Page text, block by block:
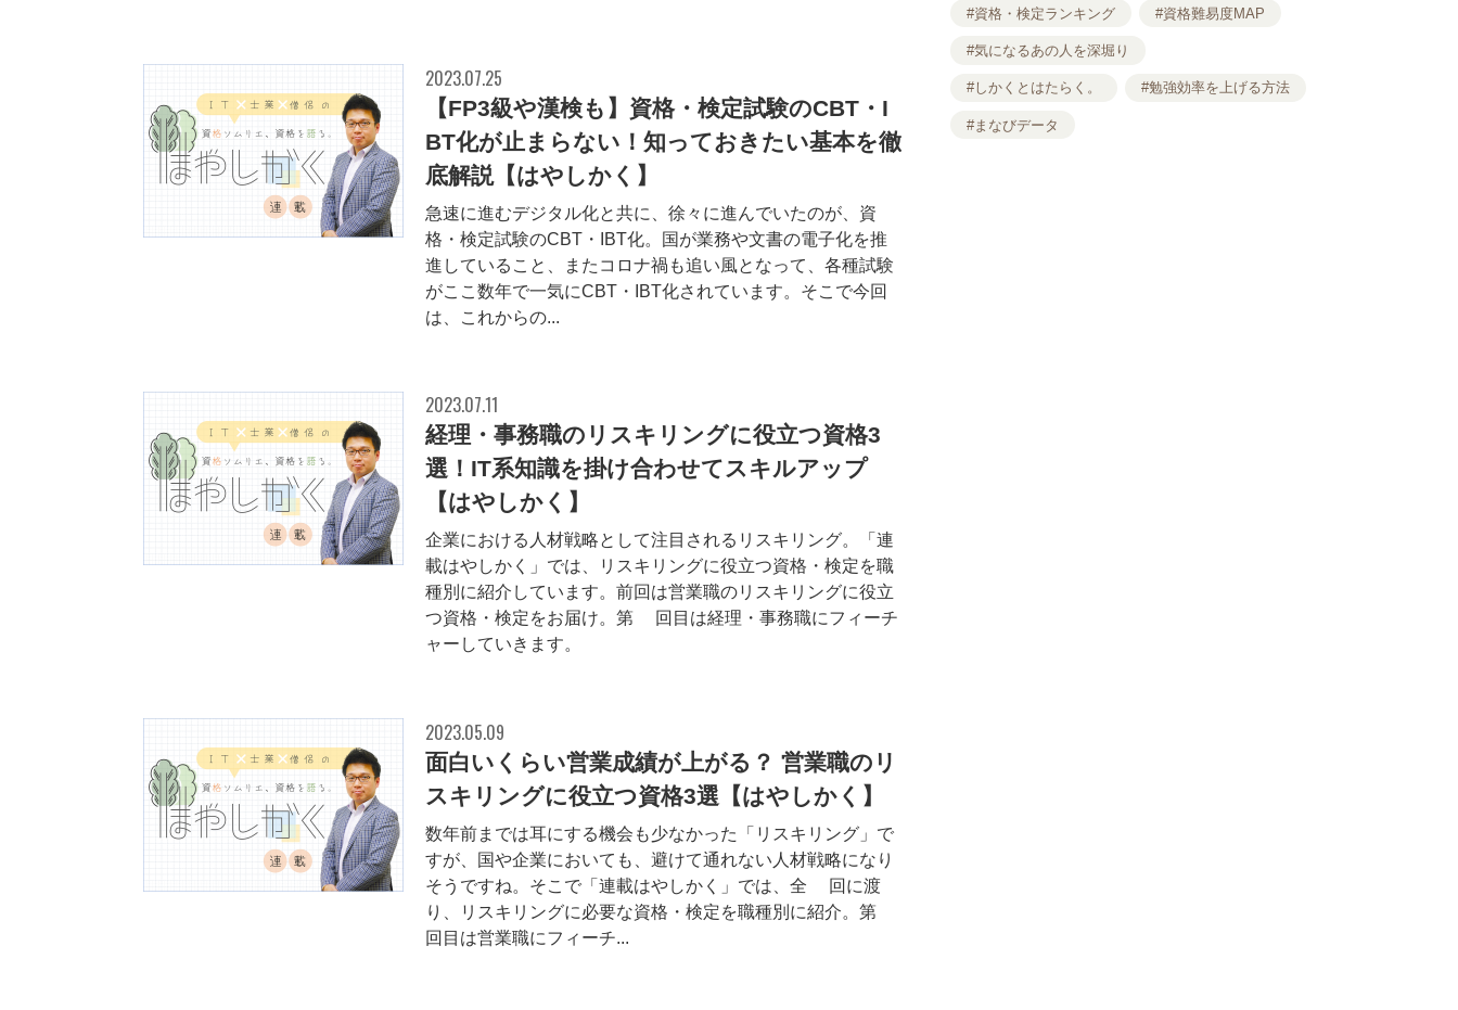
2023.07.25
【FP3級や漢検も】資格・検定試験のCBT・I
BT化が止まらない！知っておきたい基本を徹
底解説【はやしかく】
急速に進むデジタル化と共に、徐々に進んでいたのが、資
格・検定試験のCBT・IBT化。国が業務や文書の電子化を推
進していること、またコロナ禍も追い風となって、各種試験
がここ数年で一気にCBT・IBT化されています。そこで今回
は、これからの...
2023.07.11
経理・事務職のリスキリングに役立つ資格3
選！IT系知識を掛け合わせてスキルアップ
【はやしかく】
企業における人材戦略として注目されるリスキリング。「連
載はやしかく」では、リスキリングに役立つ資格・検定を職
種別に紹介しています。前回は営業職のリスキリングに役立
つ資格・検定をお届け。第2回目は経理・事務職にフィーチ
ャーしていきます。
2023.05.09
面白いくらい営業成績が上がる？ 営業職のリ
スキリングに役立つ資格3選【はやしかく】
数年前までは耳にする機会も少なかった「リスキリング」で
すが、国や企業においても、避けて通れない人材戦略になり
そうですね。そこで「連載はやしかく」では、全4回に渡
り、リスキリングに必要な資格・検定を職種別に紹介。第1
回目は営業職にフィーチ...
#資格・検定ランキング #資格難易度MAP
#気になるあの人を深堀り
#しかくとはたらく。 #勉強効率を上げる方法
#まなびデータ